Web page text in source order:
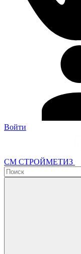
Войти
СМ СТРОЙМЕТИЗ